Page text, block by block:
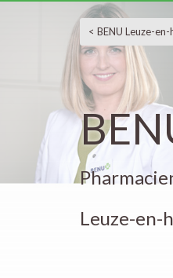
< BENU Leuze-
Leuze-en-